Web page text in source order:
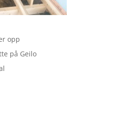
opp
på Geilo